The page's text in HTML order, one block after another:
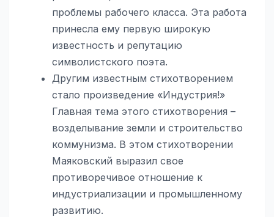
проблемы рабочего класса. Эта работа
принесла ему первую широкую
известность и репутацию
символистского поэта.
Другим известным стихотворением
стало произведение «Индустрия!»
Главная тема этого стихотворения –
возделывание земли и строительство
коммунизма. В этом стихотворении
Маяковский выразил свое
противоречивое отношение к
индустриализации и промышленному
развитию.